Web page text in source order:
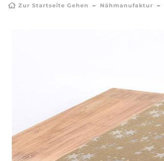
Zur Startseite Gehen Nähmanufaktur